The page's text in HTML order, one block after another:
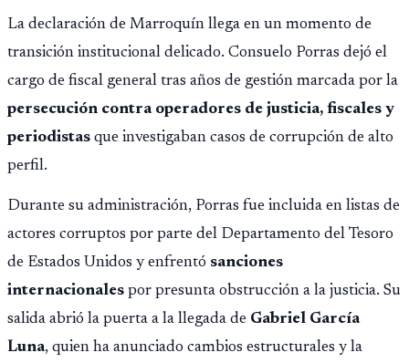
La declaración de Marroquín llega en un momento de
transición institucional delicado. Consuelo Porras dejó el
cargo de fiscal general tras años de gestión marcada por la
persecución contra operadores de justicia, fiscales y
periodistas que investigaban casos de corrupción de alto
perfil.
Durante su administración, Porras fue incluida en listas de
actores corruptos por parte del Departamento del Tesoro
de Estados Unidos y enfrentó sanciones
internacionales por presunta obstrucción a la justicia. Su
salida abrió la puerta a la llegada de Gabriel García
Luna, quien ha anunciado cambios estructurales y la